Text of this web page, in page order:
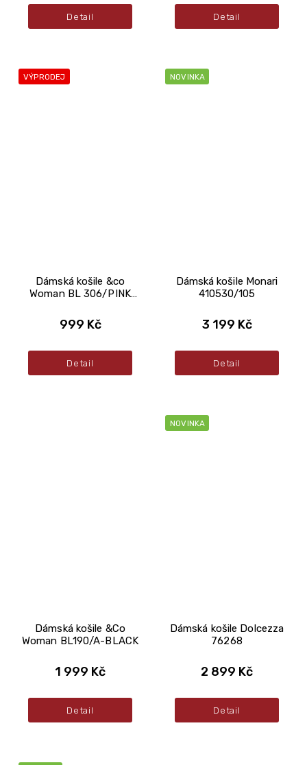
Detail Detail
VÝPRODEJ
Dámská košile &co
Woman BL 306/PINK
999 Kč
Detail
NOVINKA
Dámská košile Monari
410530/105
3 199 Kč
Detail
Dámská košile &Co
Woman BL190/A-BLACK
1 999 Kč
Detail
NOVINKA
Dámská košile Dolcezza
76268
2 899 Kč
Detail